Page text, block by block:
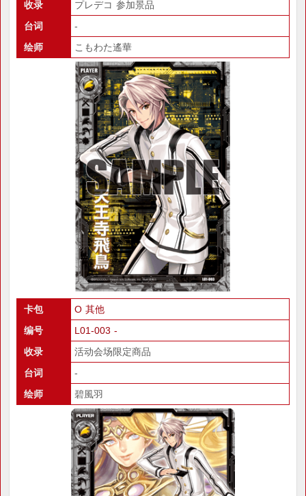
收录
プレデコ 参加景品
台词
-
绘师
こもわた遙華
卡包
O 其他
编号
L01-003 -
收录
活动会场限定商品
台词
-
绘师
碧風羽